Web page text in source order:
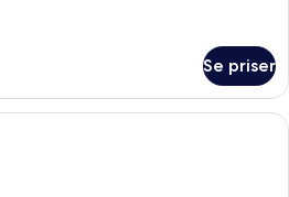
Se priser
City-studiolejlighed | Premium-